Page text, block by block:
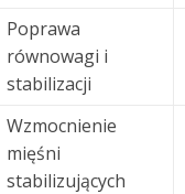
Poprawa
równowagi i
stabilizacji
Wzmocnienie
mięśni
stabilizujących